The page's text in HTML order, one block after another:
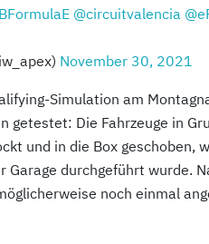
@circuitvalencia
November 30, 2021
Simulation am
getestet: Die Fahrzeuge in
und in die Box geschoben,
Garage durchgeführt wurde.
noch einmal